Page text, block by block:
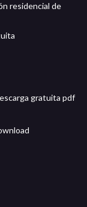
residencial de
gratuita pdf